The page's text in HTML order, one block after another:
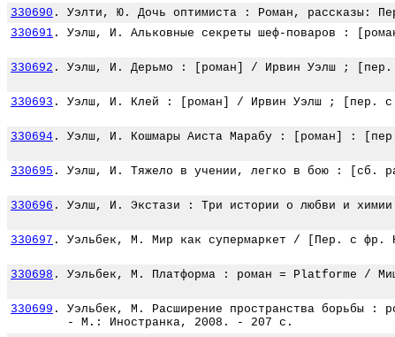
330690 . Уэлти, Ю. Дочь оптимиста : Роман,
330691 . Уэлш, И. Альковные секреты шеф-поваров :
330692 . Уэлш, И. Дерьмо : [роман] / Ирвин Уэлш ;
330693 . Уэлш, И. Клей : [роман] / Ирвин Уэлш ; [пер.
330694 . Уэлш, И. Кошмары Аиста Марабу : [роман] :
330695 . Уэлш, И. Тяжело в учении, легко в бою :
330696 . Уэлш, И. Экстази : Три истории о любви и
330697 . Уэльбек, М. Мир как супермаркет / [Пер. с
330698 . Уэльбек, М. Платформа : роман = Platforme /
330699 .
Уэльбек, М. Расширение пространства
- М.: Иностранка, 2008. - 207 с.